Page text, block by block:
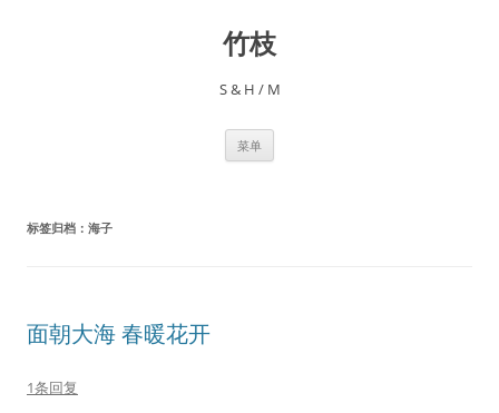
竹枝
S & H / M
菜单
标签归档： 海子
面朝大海 春暖花开
1条回复